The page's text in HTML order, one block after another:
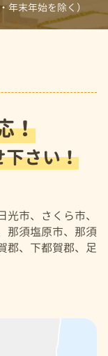
年末年始を除く）
！
下さい！
市、さくら市、
那須塩原市、那須
郡、下都賀郡、足